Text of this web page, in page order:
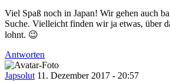
Viel Spaß noch in Japan! Wir gehen auch
Suche. Vielleicht finden wir ja etwas, über
lohnt. 😉
Antworten
Japsolut 11. Dezember 2017 - 20:57